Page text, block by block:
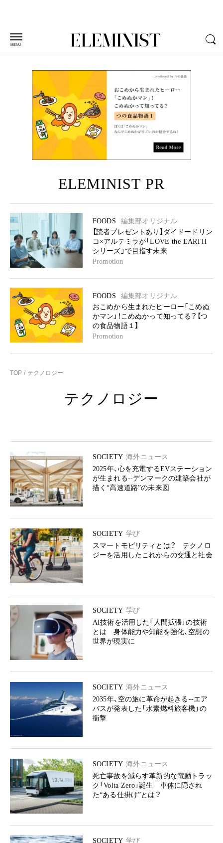
MENU
ELEMINIST PR
FOODS
編集部オリジナル
【読者プレゼントあり】ダイドードリン
コ×アルテミラが「LOVE the EARTH
シリーズ」で目指す未来
Promotion
FOODS
編集部オリジナル
おこめから生まれたヒーロー「こめぬ
かマン」！こめぬかって知ってる？【つ
の食品物語１】
Promotion
TOP テクノロジー
テクノロジー
SOCIETY 海外ニュース
2025年、心を充電するEVステーション
が生まれる--デンマークの建築会社が
描く“高速道路”の未来図
SOCIETY 学び
スマートモビリティとは？ テクノロ
ジーを活用したこれからの交通と社会
SOCIETY 学び
AI技術を活用した「人間拡張」の技術
とは 身体能力や知能を強化、空想の
世界が現実に
SOCIETY 海外ニュース
2035年、空の旅に革命が起きる--エア
バスが発表した「水素燃料旅客機」の
衝撃
SOCIETY 海外ニュース
死亡事故を減らす革新的な電動トラッ
ク「Volta Zero」誕生 車体に隠され
た“ある仕掛け”とは？
SOCIETY 学び